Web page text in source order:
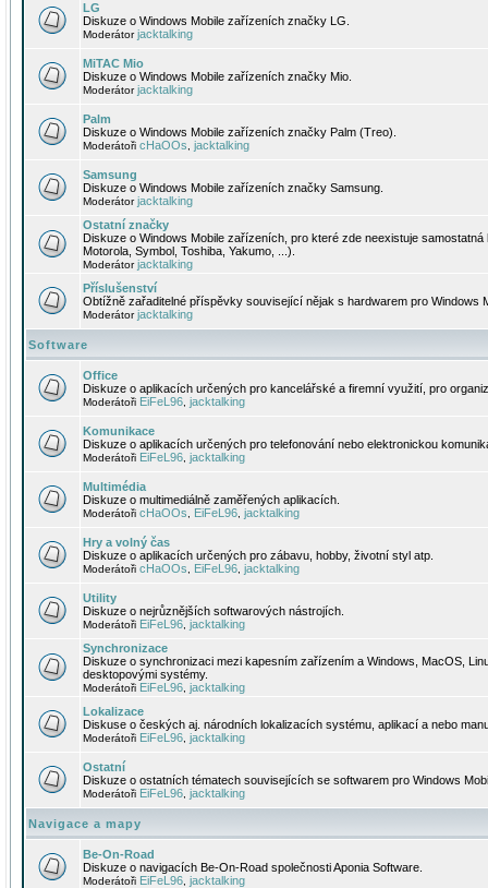
LG
Diskuze o Windows Mobile zařízeních značky LG.
Moderátorjacktalking
MiTAC Mio
Diskuze o Windows Mobile zařízeních značky Mio.
Moderátorjacktalking
Palm
Diskuze o Windows Mobile zařízeních značky Palm (Treo).
Moderátoři cHaOOs jacktalking
Samsung
Diskuze o Windows Mobile zařízeních značky Samsung.
Moderátorjacktalking
Ostatní značky
Diskuze o Windows Mobile zařízeních, pro které zde neexistuje
Motorola, Symbol, Toshiba, Yakumo, ...).
Moderátorjacktalking
Příslušenství
Obtížně zařaditelné příspěvky související nějak s hardwarem pro Windows
Moderátorjacktalking
Software
Office
Diskuze o aplikacích určených pro kancelářské a firemní využití, pro
Moderátoři EiFeL96 jacktalking
Komunikace
Diskuze o aplikacích určených pro telefonování nebo elektronickou
Moderátoři EiFeL96 jacktalking
Multimédia
Diskuze o multimediálně zaměřených aplikacích.
Moderátoři cHaOOs EiFeL96 jacktalking
Hry a volný čas
Diskuze o aplikacích určených pro zábavu, hobby, životní styl atp.
Moderátoři cHaOOs EiFeL96 jacktalking
Utility
Diskuze o nejrůznějších softwarových nástrojích.
Moderátoři EiFeL96 jacktalking
Synchronizace
Diskuze o synchronizaci mezi kapesním zařízením a Windows, MacOS,
desktopovými systémy.
Moderátoři EiFeL96 jacktalking
Lokalizace
Diskuse o českých aj. národních lokalizacích systému, aplikací a nebo
Moderátoři EiFeL96 jacktalking
Ostatní
Diskuze o ostatních tématech souvisejících se softwarem pro Windows
Moderátoři EiFeL96 jacktalking
Navigace a mapy
Be-On-Road
Diskuze o navigacích Be-On-Road společnosti Aponia Software.
Moderátoři EiFeL96 jacktalking